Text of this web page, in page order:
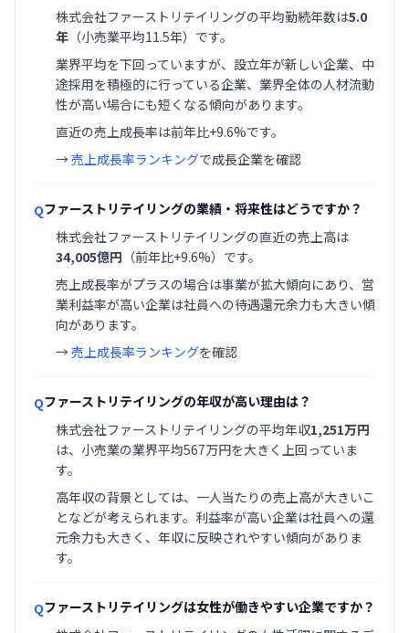
株式会社ファーストリテイリングの平均勤続年数は5.0
年 （小売業平均11.5年）です。
業界平均を下回っていますが、設立年が新しい企業、中
途採用を積極的に行っている企業、業界全体の人材流動
性が高い場合にも短くなる傾向があります。
直近の売上成長率は前年比+9.6%です。
→売上成長率ランキングで成長企業を確認
Qファーストリテイリングの業績・将来性はどうですか？
株式会社ファーストリテイリングの直近の売上高は
34,005億円 （前年比+9.6%）です。
売上成長率がプラスの場合は事業が拡大傾向にあり、営
業利益率が高い企業は社員への待遇還元余力も大きい傾
向があります。
→売上成長率ランキングを確認
Qファーストリテイリングの年収が高い理由は？
株式会社ファーストリテイリングの平均年収1,251万円
は、小売業の業界平均567万円を大きく上回っていま
す。
高年収の背景としては、一人当たりの売上高が大きいこ
となどが考えられます。利益率が高い企業は社員への還
元余力も大きく、年収に反映されやすい傾向がありま
す。
Qファーストリテイリングは女性が働きやすい企業ですか？